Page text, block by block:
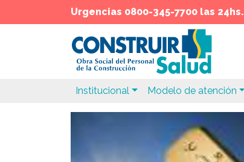
Urgencias 0800-345-7700 las 24hs.
Institucional Modelo de atención